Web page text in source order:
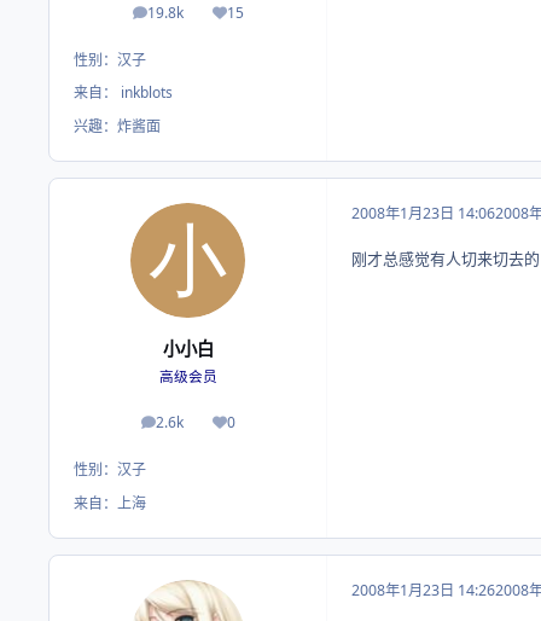
19.8k
帖子 15
荣誉积分
性别： 汉子
来自：
inkblots
兴趣： 炸酱面
小小白
高级会员
2.6k
帖子 0
荣誉积分
性别： 汉子
来自： 上海
2008年1月23日 14:062008
刚才总感觉有人切来切去的
2008年1月23日 14:262008